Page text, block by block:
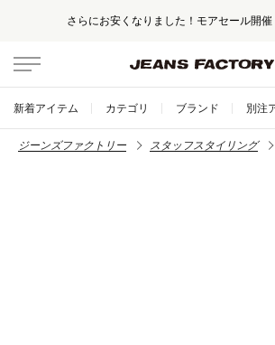
なりました！モアセール開催！ 対象アイテム
新着アイテム カテゴリ ブランド 別注
ジーンズファクトリー スタッフスタイリング